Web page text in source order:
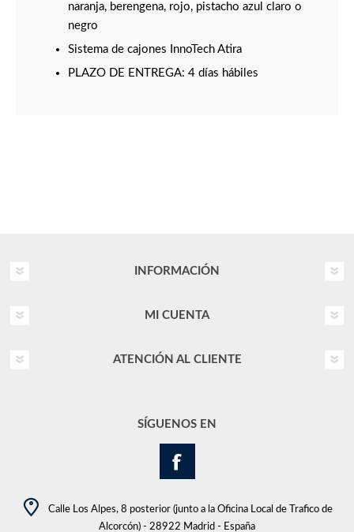
naranja, berengena, rojo, pistacho azul claro o
negro
Sistema de cajones InnoTech Atira
PLAZO DE ENTREGA: 4 días hábiles
INFORMACIÓN
MI CUENTA
ATENCIÓN AL CLIENTE
SÍGUENOS EN
Calle Los Alpes, 8 posterior (junto a la Oficina Local de Trafico de
Alcorcón) - 28922 Madrid - España